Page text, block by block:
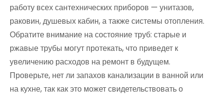
работу всех сантехнических приборов — унитазов,
раковин, душевых кабин, а также системы отопления.
Обратите внимание на состояние труб: старые и
ржавые трубы могут протекать, что приведет к
увеличению расходов на ремонт в будущем.
Проверьте, нет ли запахов канализации в ванной или
на кухне, так как это может свидетельствовать о